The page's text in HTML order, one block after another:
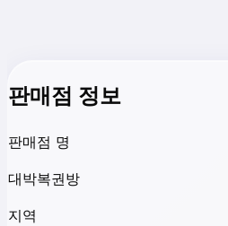
판매점 정보
판매점 명
대박복권방
지역